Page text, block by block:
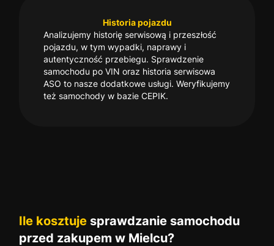
Historia pojazdu
Analizujemy historię serwisową i przeszłość
pojazdu, w tym wypadki, naprawy i
autentyczność przebiegu. Sprawdzenie
samochodu po VIN oraz historia serwisowa
ASO to nasze dodatkowe usługi. Weryfikujemy
też samochody w bazie CEPIK.
Ile kosztuje sprawdzanie samochodu
przed zakupem w Mielcu?